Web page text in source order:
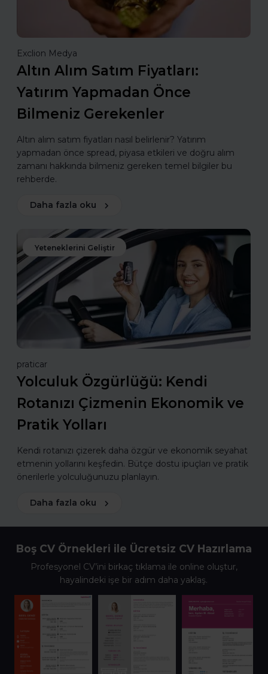
Exclion Medya
Altın Alım Satım Fiyatları:
Yatırım Yapmadan Önce
Bilmeniz Gerekenler
Altın alım satım fiyatları nasıl belirlenir? Yatırım
yapmadan önce spread, piyasa etkileri ve doğru alım
zamanı hakkında bilmeniz gereken temel bilgiler bu
rehberde.
Daha fazla oku
Yeteneklerini Geliştir
praticar
Yolculuk Özgürlüğü: Kendi
Rotanızı Çizmenin Ekonomik ve
Pratik Yolları
Kendi rotanızı çizerek daha özgür ve ekonomik seyahat
etmenin yollarını keşfedin. Bütçe dostu ipuçları ve pratik
önerilerle yolculuğunuzu planlayın.
Daha fazla oku
Boş CV Örnekleri ile Ücretsiz CV Hazırlama
Profesyonel CV’ini birkaç tıklama ile online oluştur,
hayalindeki işe bir adım daha yaklaş.